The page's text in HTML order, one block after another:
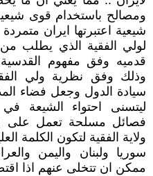
ومصالح باستخدام قوى
شيعية اعتبرتها ايران
لولي الفقية الذي يطلب
قدميه وفق مفهوم القدسية
وذلك وفق نظرية ولي
سيادة الدول وجعل فضاء
ليتسنى احتواء الشيعة
فصائل مسلحة تعمل على
ولاية الفقية لتكون الكلمة
سوريا ولبنان واليمن
ممكن ان تتخلى عنهم اذا